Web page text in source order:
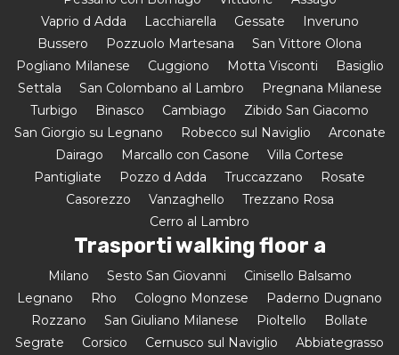
Vaprio d Adda
Lacchiarella Gessate
Inveruno
Bussero
Pozzuolo Martesana
San Vittore Olona
Pogliano Milanese
Cuggiono Motta Visconti
Basiglio
Settala
San Colombano al Lambro
Pregnana Milanese
Turbigo
Binasco Cambiago
Zibido San Giacomo
San Giorgio su Legnano
Robecco sul Naviglio
Arconate
Dairago
Marcallo con Casone
Villa Cortese
Pantigliate
Pozzo d Adda Truccazzano
Rosate
Casorezzo
Vanzaghello
Trezzano Rosa
Cerro al Lambro
Trasporti walking floor a
Milano Sesto San Giovanni
Cinisello Balsamo
Legnano
Rho Cologno Monzese
Paderno Dugnano
Rozzano
San Giuliano Milanese Pioltello
Bollate
Segrate
Corsico Cernusco sul Naviglio
Abbiategrasso